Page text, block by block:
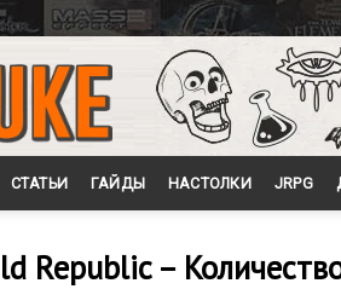
СТАТЬИ ГАЙДЫ НАСТОЛКИ JRPG
Republic –